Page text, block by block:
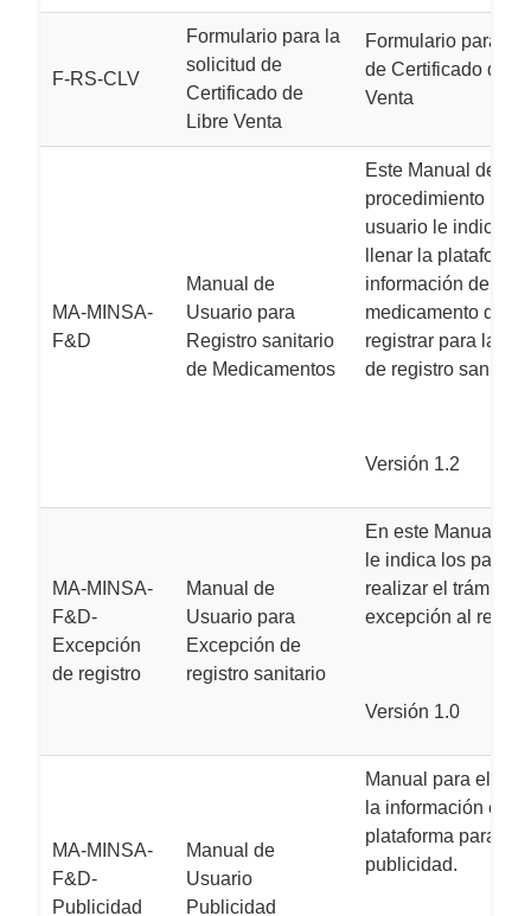
F-RS-CLV
Formulario para la
solicitud de
Certificado de
Libre Venta
Formulario para la
de Certificado de
Venta
MA-MINSA-
F&D
Manual de
Usuario para
Registro sanitario
de Medicamentos
Este Manual de
procedimiento para
usuario le indica
llenar la
información del
medicamento que
registrar para la
de registro
Versión 1.2
MA-MINSA-
F&D-
Excepción
de registro
Manual de
Usuario para
Excepción de
registro sanitario
En este Manual
le indica los pasos
realizar el trámite
excepción al
Versión 1.0
MA-MINSA-
F&D-
Publicidad
Manual de
Usuario
Publicidad
Manual para el
la información en la
plataforma para el
publicidad.